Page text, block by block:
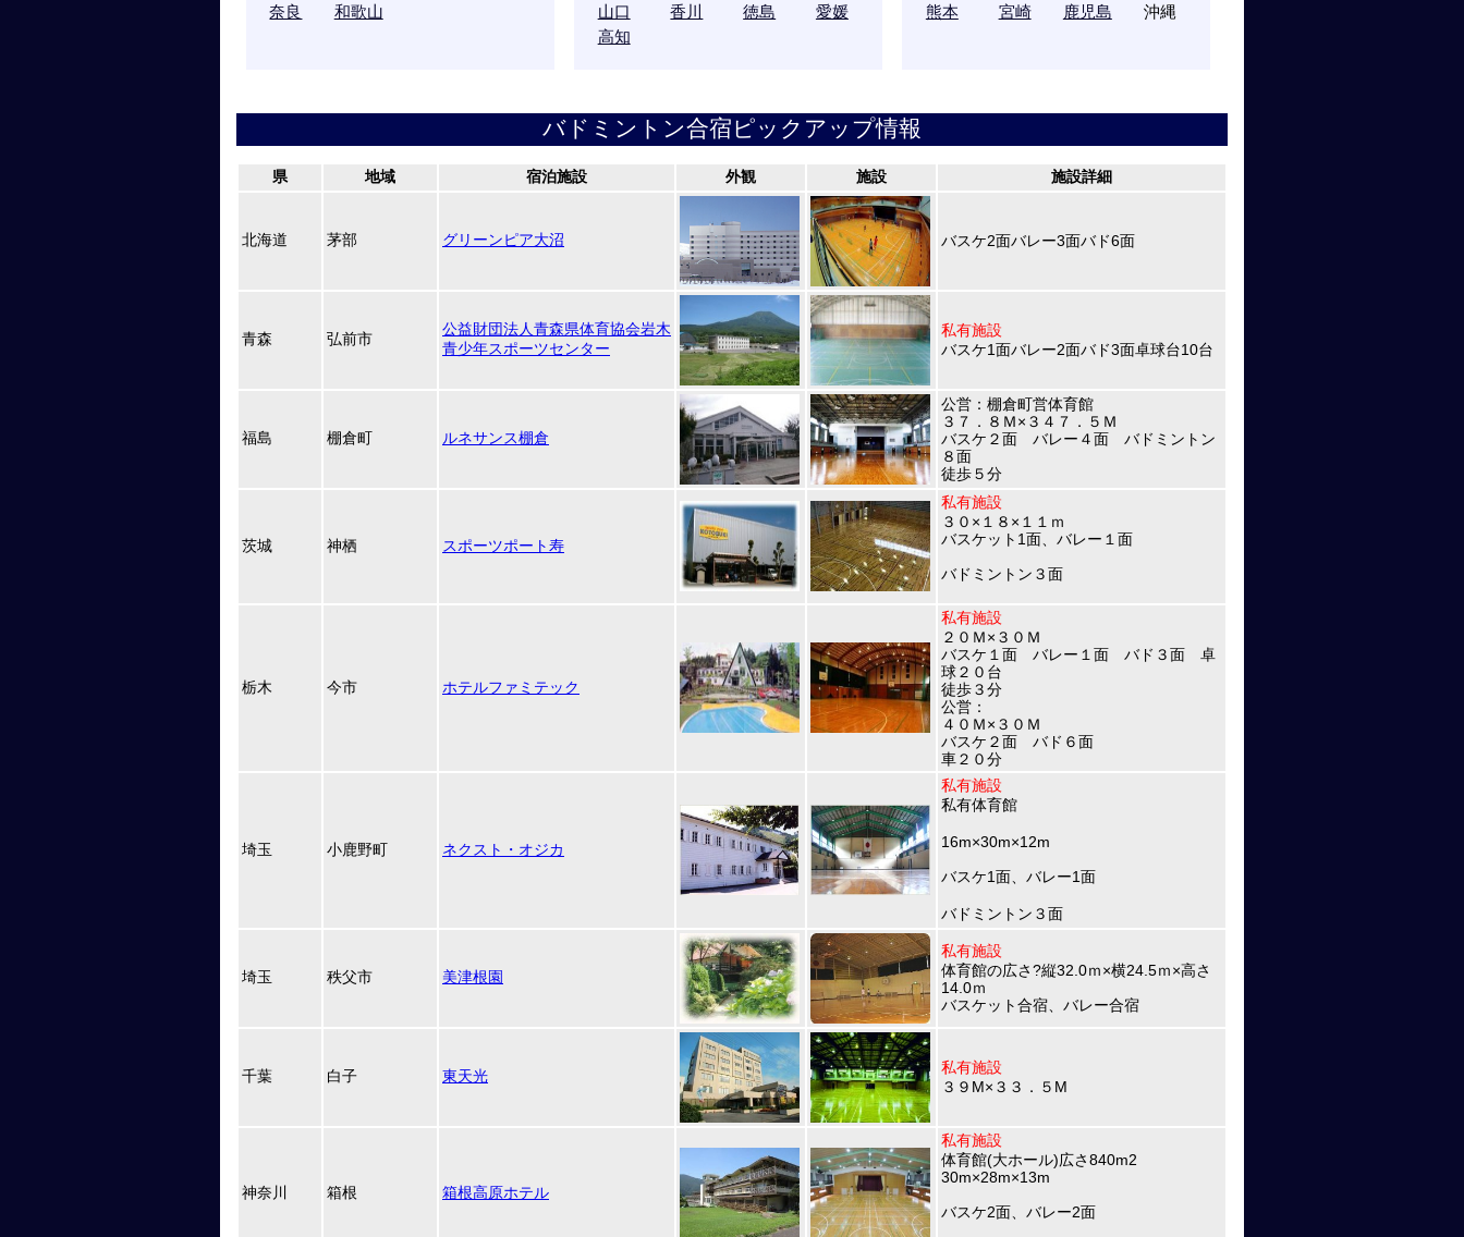
奈良
和歌山
山口
香川 徳島
愛媛
高知
熊本
宮崎 鹿児島 沖縄
バドミントン合宿ピックアップ情報
県 地域 宿泊施設 外観 施設 施設詳細
北海道 茅部 グリーンピア大沼 バスケ2面バレー3面バド6面
青森 弘前市
公益財団法人青森県体育協会岩木
青少年スポーツセンター
私有施設
バスケ1面バレー2面バド3面卓球台10台
福島 棚倉町 ルネサンス棚倉
公営：棚倉町営体育館
３７．８Ｍ×３４７．５Ｍ
バスケ２面 バレー４面 バドミントン
８面
徒歩５分
茨城 神栖 スポーツポート寿
私有施設
３０×１８×１１ｍ
バスケット1面、バレー１面
バドミントン３面
栃木 今市 ホテルファミテック
私有施設
２０Ｍ×３０Ｍ
バスケ１面 バレー１面 バド３面 卓
球２０台
徒歩３分
公営：
４０Ｍ×３０Ｍ
バスケ２面 バド６面
車２０分
埼玉 小鹿野町 ネクスト・オジカ
私有施設
私有体育館
16m×30m×12m
バスケ1面、バレー1面
バドミントン３面
埼玉 秩父市 美津根園
私有施設
体育館の広さ?縦32.0ｍ×横24.5ｍ×高さ
14.0ｍ
バスケット合宿、バレー合宿
千葉 白子 東天光
私有施設
３９M×３３．５M
神奈川 箱根 箱根高原ホテル
私有施設
体育館(大ホール)広さ840m2
30m×28m×13m
バスケ2面、バレー2面